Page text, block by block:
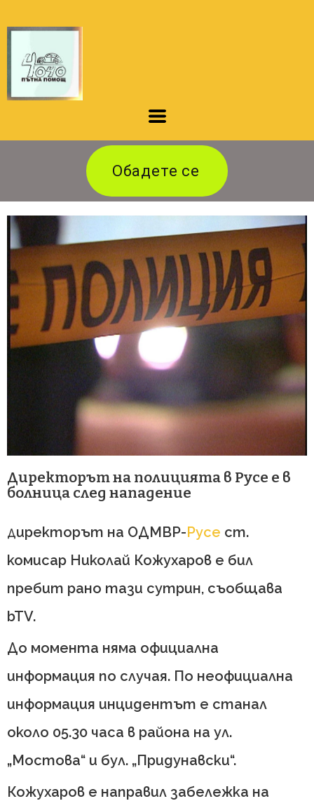
Обадете се
Директорът на полицията в Русе е в
болница след нападение
Директорът на ОДМВР-Русе ст.
комисар Николай Кожухаров е бил
пребит рано тази сутрин, съобщава
bTV.
До момента няма официална
информация по случая. По неофициална
информация инцидентът е станал
около 05.30 часа в района на ул.
„Мостова“ и бул. „Придунавски“.
Кожухаров е направил забележка на